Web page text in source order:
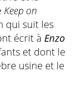
Keep on
qui suit les
écrit à Enzo
et dont le
usine et le